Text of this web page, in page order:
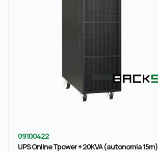
09100422
UPS Online Tpower + 20KVA (autonomia 15m)